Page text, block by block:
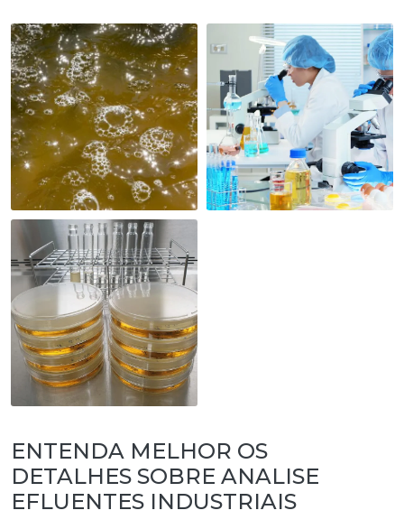
ENTENDA MELHOR OS
DETALHES SOBRE ANALISE
EFLUENTES INDUSTRIAIS